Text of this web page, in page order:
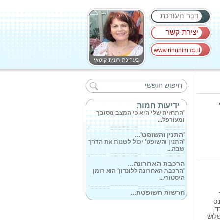
דבר העורכת
יצירת קשר
www.rinunim.co.il
ידיעות חמות
עופר הראל דובר...
'השאלה שכולנו צריכים לשאול
הבוקר ובכל...
המיסטיקאית...
'התחזית שלי היא כי המצב מסובך
ומעורפל...
'התנין והשופט'...
'התנין והשופט' יכול לשנות את הדרך
שבה...
הרכבת האחרונה...
'הרכבת האחרונה ללונדון' הוא רומן
היסטורי...
'הרשות השופטת מרכינה ראשה